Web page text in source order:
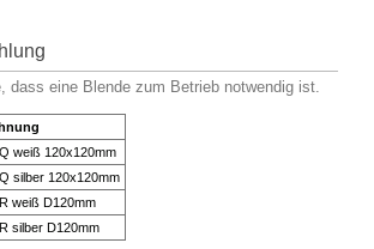
dass eine Blende zum Betrieb notwendig ist.
weiß 120x120mm
silber 120x120mm
weiß D120mm
silber D120mm